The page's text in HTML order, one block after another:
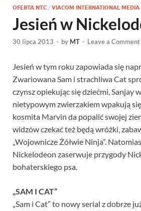
OFERTA NTC / VIACOM INTERNATIONAL
Jesień w
30 lipca 2013 - by MT - Leave a Comment
Jesień w tym roku zapowiada się
Zwariowana Sam i strachliwa Cat
czynsz opiekując się dziećmi, Sanjay
nietypowym zwierzakiem wpakują
kosmita Marvin da popalić swojej
widzów czekać też będą wróżki,
„Wojownicze Żółwie Ninja”.
Nickelodeon zaserwuje przygody
bohaterskiego psa.
„SAM I CAT”
„Sam i Cat” to nowy serial z dobrze